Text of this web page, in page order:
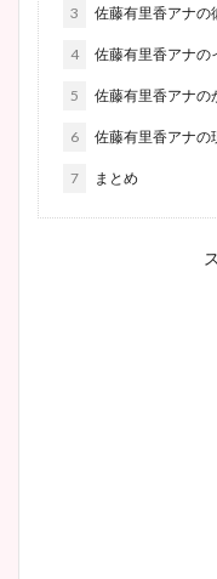
3 佐藤有里香アナの
4 佐藤有里香アナの
5 佐藤有里香アナの
6 佐藤有里香アナの
7 まとめ